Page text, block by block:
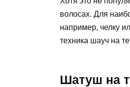
волосах. Для
например, челку
техника шауч на
Шатуш на